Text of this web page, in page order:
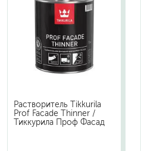
Растворитель Tikkurila
Prof Facade Thinner /
Тиккурила Проф Фасад